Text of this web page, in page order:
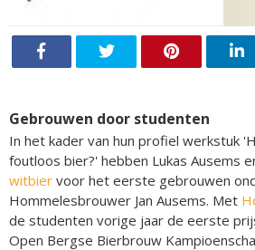
Gebrouwen door studenten
In het kader van hun profiel werkstuk
foutloos bier?' hebben Lukas Ausems
witbier voor het eerste gebrouwen
Hommelesbrouwer Jan Ausems. Met
de studenten vorige jaar de eerste
Open Bergse Bierbrouw